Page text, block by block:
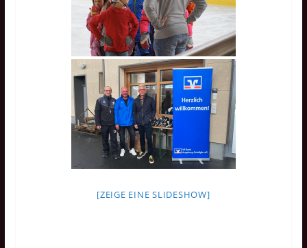
[ZEIGE EINE SLIDESHOW]